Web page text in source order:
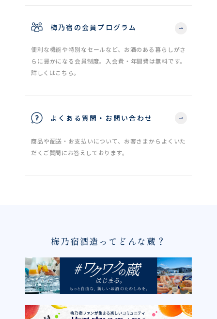
梅乃宿の会員プログラム
便利な機能や特別なセールなど、お酒のある暮らしがさ
らに豊かになる会員制度。入会費・年間費は無料です。
詳しくはこちら。
よくある質問・お問い合わせ
商品や配送・お支払いについて、お客さまからよくいた
だくご質問にお答えしております。
梅乃宿酒造ってどんな蔵？